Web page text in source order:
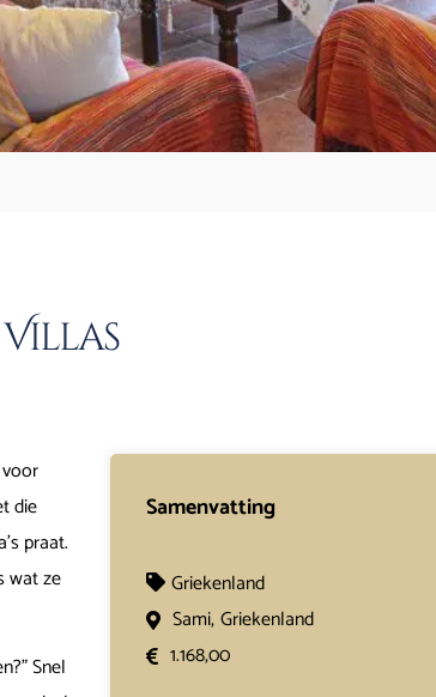
Villas
die
praat.
wat ze
Snel
Samenvatting
Griekenland
Sami,Griekenland
1.168,00